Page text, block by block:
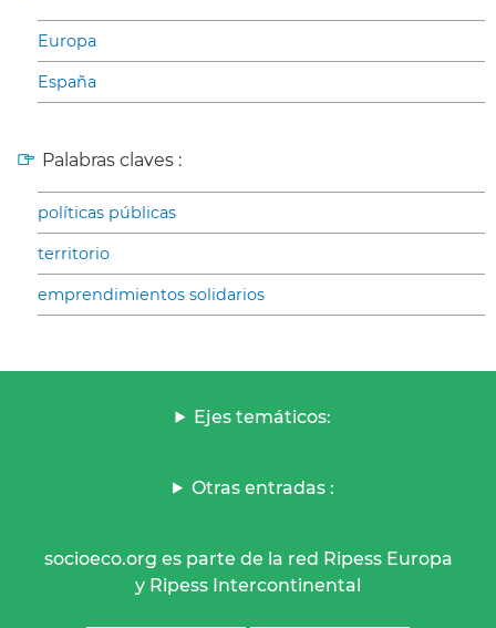
Europa
España
Palabras claves :
políticas públicas
territorio
emprendimientos solidarios
Ejes temáticos:
Otras entradas :
socioeco.org es parte de la red Ripess Europa
y Ripess Intercontinental